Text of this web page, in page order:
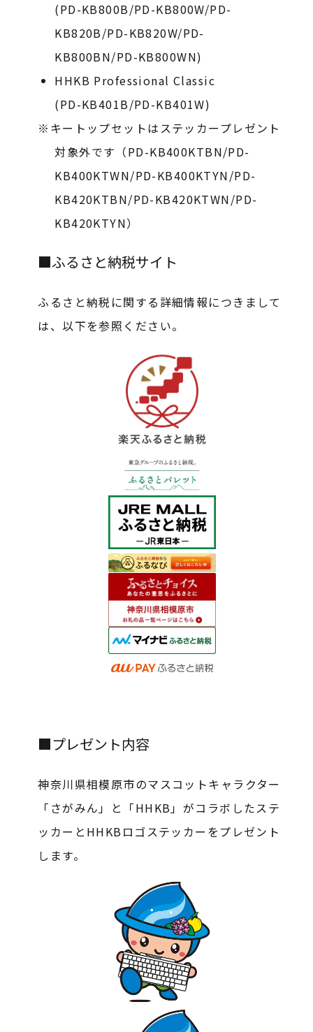
(PD-KB800B/PD-KB800W/PD-
KB820B/PD-KB820W/PD-
KB800BN/PD-KB800WN)
HHKB Professional Classic
(PD-KB401B/PD-KB401W)
キートップセットはステッカープレゼント
対象外です（PD-KB400KTBN/PD-
KB400KTWN/PD-KB400KTYN/PD-
KB420KTBN/PD-KB420KTWN/PD-
KB420KTYN）
■ふるさと納税サイト
ふるさと納税に関する詳細情報につきまして
は、以下を参照ください。
■プレゼント内容
神奈川県相模原市のマスコットキャラクター
「さがみん」と「HHKB」がコラボしたステ
ッカーとHHKBロゴステッカーをプレゼント
します。